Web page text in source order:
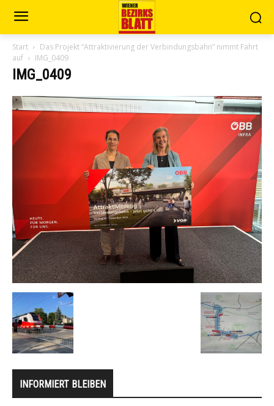
Start
Das Projekt “Attraktivierung der Verbindungsbahn” nimmt Fahrt
auf
IMG_0409
IMG_0409
INFORMIERT BLEIBEN